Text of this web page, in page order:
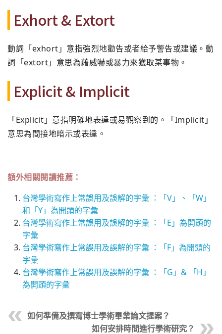
Exhort & Extort
動詞「exhort」意指強烈地勸告或者給予警告或建議。動
詞「extort」意思為藉威嚇或暴力來獲取某事物。
Explicit & Implicit
「Explicit」意指明確地表達或易觀察到的。「Implicit」
意思為間接地暗示或表達。
額外相關閱讀推薦：
台灣學術寫作上常誤用及誤解的字彙 ：「V」、「W」
和「Y」為開頭的字彙
台灣學術寫作上常誤用及誤解的字彙 ：「E」為開頭的
字彙
台灣學術寫作上常誤用及誤解的字彙 ：「F」為開頭的
字彙
台灣學術寫作上常誤用及誤解的字彙 ：「G」& 「H」
為開頭的字彙
如何準備及撰寫博士學術畢業論文提案？
如何安排時間進行學術研究？